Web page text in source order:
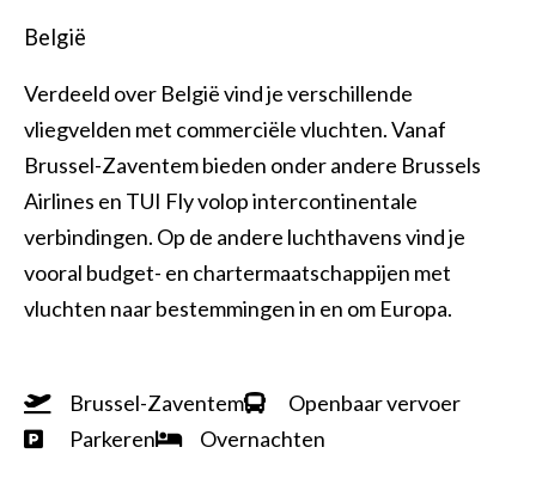
België
Verdeeld over België vind je verschillende
vliegvelden met commerciële vluchten. Vanaf
Brussel-Zaventem bieden onder andere Brussels
Airlines en TUI Fly volop intercontinentale
verbindingen. Op de andere luchthavens vind je
vooral budget- en chartermaatschappijen met
vluchten naar bestemmingen in en om Europa.
Brussel-Zaventem
Openbaar vervoer
Parkeren
Overnachten